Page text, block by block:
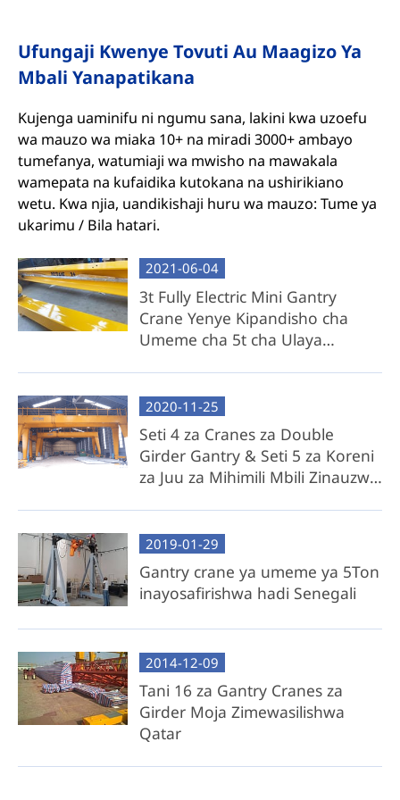
Ufungaji Kwenye Tovuti Au Maagizo Ya
Mbali Yanapatikana
Kujenga uaminifu ni ngumu sana, lakini kwa uzoefu
wa mauzo wa miaka 10+ na miradi 3000+ ambayo
tumefanya, watumiaji wa mwisho na mawakala
wamepata na kufaidika kutokana na ushirikiano
wetu. Kwa njia, uandikishaji huru wa mauzo: Tume ya
ukarimu / Bila hatari.
2021-06-04
3t Fully Electric Mini Gantry
Crane Yenye Kipandisho cha
Umeme cha 5t cha Ulaya
2020-11-25
Seti 4 za Cranes za Double
Girder Gantry & Seti 5 za Koreni
za Juu za Mihimili Mbili Zinauzwa
2019-01-29
Gantry crane ya umeme ya 5Ton
inayosafirishwa hadi Senegali
2014-12-09
Tani 16 za Gantry Cranes za
Girder Moja Zimewasilishwa
Qatar